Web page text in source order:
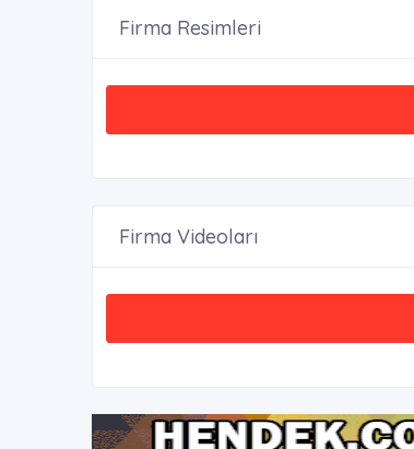
Firma Resimleri
Firma Videoları